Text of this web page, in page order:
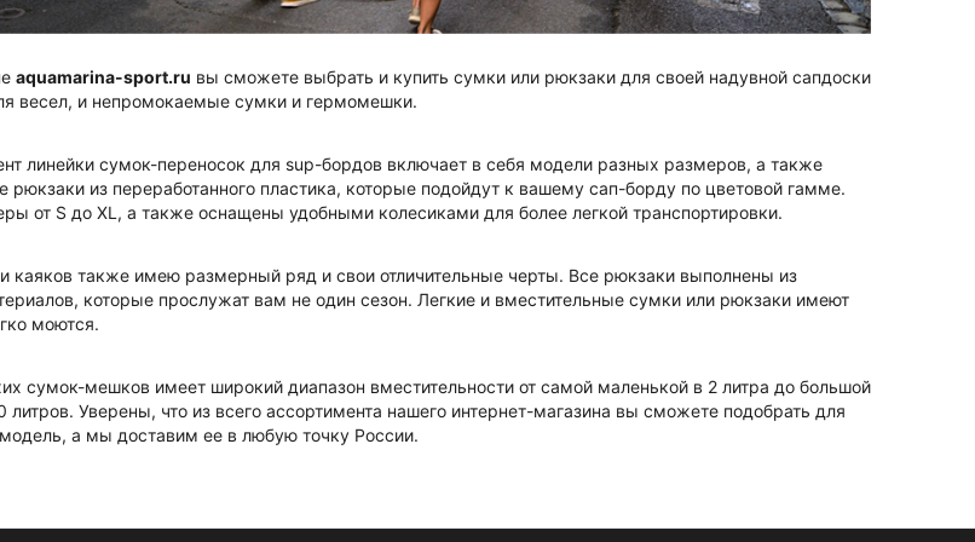
aquamarina-sport.ru вы сможете выбрать и купить сумки или рюкзаки для своей надувной сапдоски
весел, и непромокаемые сумки и гермомешки.
линейки сумок-переносок для sup-бордов включает в себя модели разных размеров, а также
рюкзаки из переработанного пластика, которые подойдут к вашему сап-борду по цветовой гамме.
от S до XL, а также оснащены удобными колесиками для более легкой транспортировки.
каяков также имею размерный ряд и свои отличительные черты. Все рюкзаки выполнены из
которые прослужат вам не один сезон. Легкие и вместительные сумки или рюкзаки имеют
моются.
сумок-мешков имеет широкий диапазон вместительности от самой маленькой в 2 литра до большой
Уверены, что из всего ассортимента нашего интернет-магазина вы сможете подобрать для
а мы доставим ее в любую точку России.